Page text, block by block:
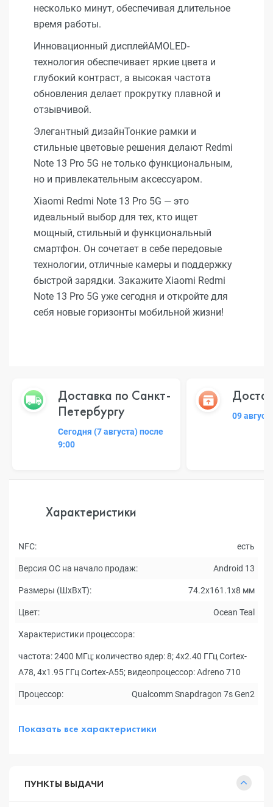
несколько минут, обеспечивая длительное
время работы.
Инновационный дисплейAMOLED-
технология обеспечивает яркие цвета и
глубокий контраст, а высокая частота
обновления делает прокрутку плавной и
отзывчивой.
Элегантный дизайнТонкие рамки и
стильные цветовые решения делают Redmi
Note 13 Pro 5G не только функциональным,
но и привлекательным аксессуаром.
Xiaomi Redmi Note 13 Pro 5G — это
идеальный выбор для тех, кто ищет
мощный, стильный и функциональный
смартфон. Он сочетает в себе передовые
технологии, отличные камеры и поддержку
быстрой зарядки. Закажите Xiaomi Redmi
Note 13 Pro 5G уже сегодня и откройте для
себя новые горизонты мобильной жизни!
Доставка по Санкт-
Петербургу
Сегодня (7 августа) после
9:00
09
Характеристики
NFC: есть
Версия ОС на начало продаж: Android 13
Размеры (ШxВxТ): 74.2x161.1x8 мм
Цвет: Ocean Teal
Характеристики процессора:
частота: 2400 МГц; количество ядер: 8; 4x2.40 ГГц Cortex-
A78, 4x1.95 ГГц Cortex-A55; видеопроцессор: Adreno 710
Процессор: Qualcomm Snapdragon 7s Gen2
Показать все характеристики
ПУНКТЫ ВЫДАЧИ